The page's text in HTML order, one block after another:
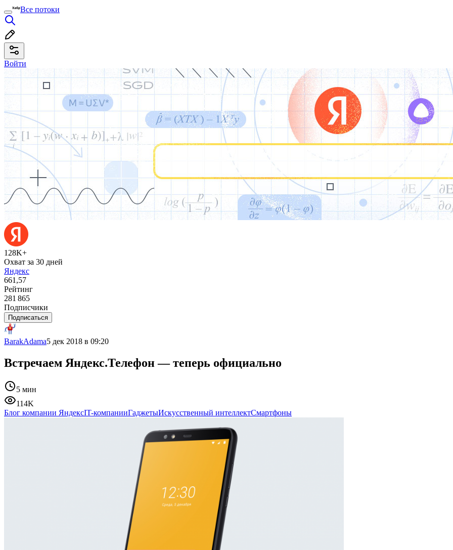
Все потоки
Войти
128K+
Охват за 30 дней
Яндекс
661,57
Рейтинг
281 865
Подписчики
Подписаться
BarakAdama5 дек 2018 в 09:20
Встречаем Яндекс.Телефон — теперь официально
5 мин
114K
Блог компании ЯндексIT-компанииГаджетыИскусственный интеллектСмартфоны